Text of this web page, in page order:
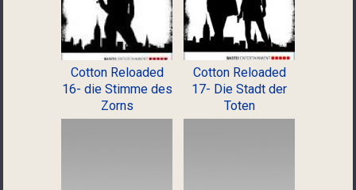
Cotton Reloaded
16- die Stimme des
Zorns
Cotton Reloaded
17- Die Stadt der
Toten